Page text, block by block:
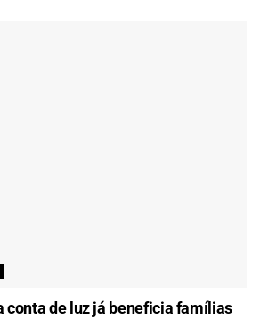
conta de luz já beneficia famílias